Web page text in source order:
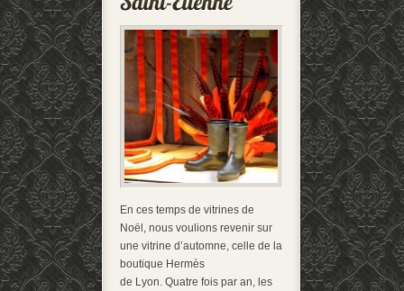
En ces temps de vitrines de
Noël, nous voulions revenir sur
une vitrine d’automne, celle de la
boutique Hermès
de Lyon. Quatre fois par an, les